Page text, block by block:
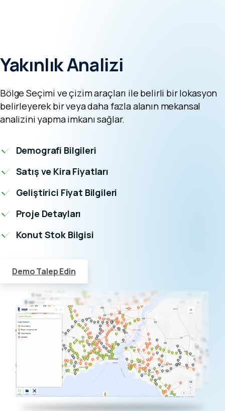
Yakınlık Analizi
Bölge Seçimi ve çizim araçları ile belirli bir lokasyon
belirleyerek bir veya daha fazla alanın mekansal
analizini yapma imkanı sağlar.
Demografi Bilgileri
Satış ve Kira Fiyatları
Geliştirici Fiyat Bilgileri
Proje Detayları
Konut Stok Bilgisi
Demo Talep Edin